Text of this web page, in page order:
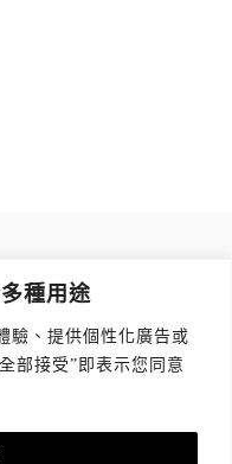
種用途
驗、提供個性化廣告或
部接受”即表示您同意
感生活 Tips！